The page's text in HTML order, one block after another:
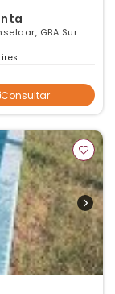
GBA Sur
Consultar